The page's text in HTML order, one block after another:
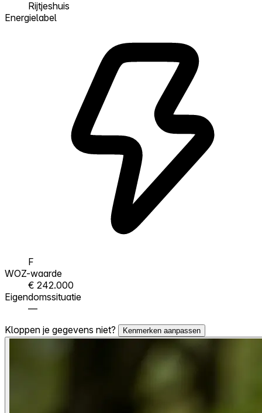
Rijtjeshuis
Energielabel
F
WOZ-waarde
€ 242.000
Eigendomssituatie
—
Kloppen je gegevens niet?
Kenmerken aanpassen